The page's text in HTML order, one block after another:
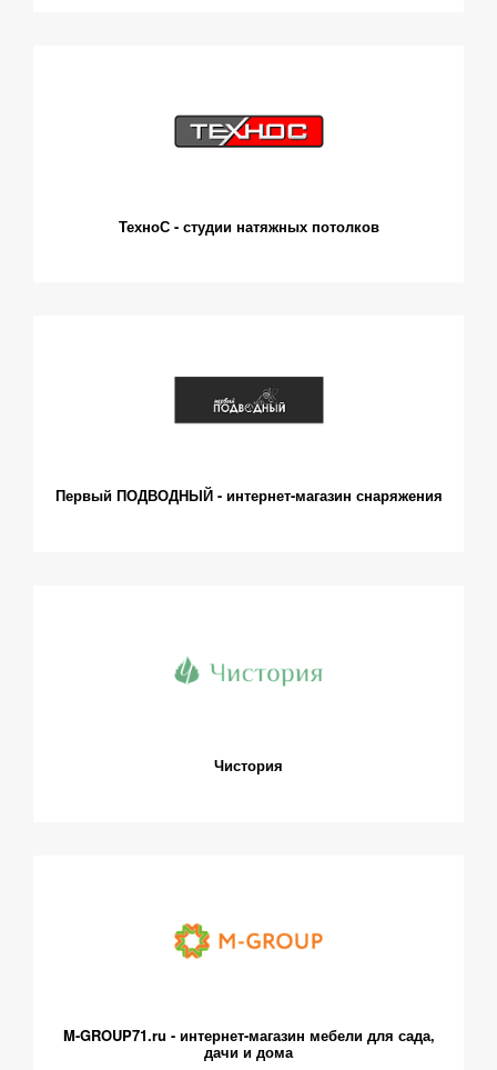
ТехноС - студии натяжных потолков
Первый ПОДВОДНЫЙ - интернет-магазин снаряжения
Чистория
M-GROUP71.ru - интернет-магазин мебели для сада,
дачи и дома